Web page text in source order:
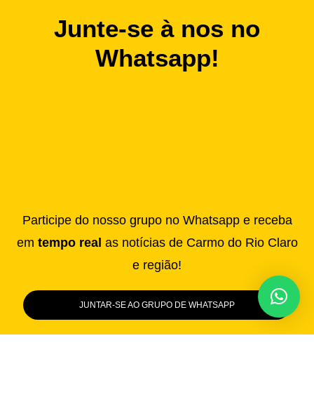
Junte-se à nos no
Whatsapp!
Participe do nosso grupo no Whatsapp e receba
em tempo real as notícias de Carmo do Rio Claro
e região!
JUNTAR-SE AO GRUPO DE WHATSAPP